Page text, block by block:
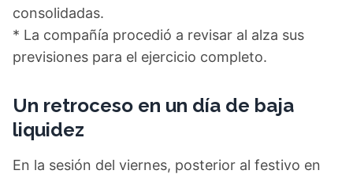
consolidadas.
* La compañía procedió a revisar al alza sus
previsiones para el ejercicio completo.
Un retroceso en un día de baja
liquidez
En la sesión del viernes, posterior al festivo en